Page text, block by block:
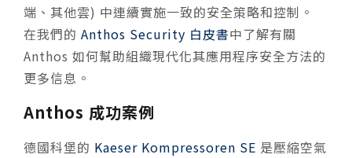
端、其他雲) 中連續實施一致的安全策略和控制。
在我們的 Anthos Security 白皮書中了解有關
Anthos 如何幫助組織現代化其應用程序安全方法的
更多信息。
Anthos 成功案例
德國科堡的 Kaeser Kompressoren SE 是壓縮空氣